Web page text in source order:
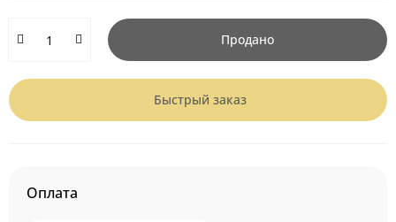
Продано
Быстрый заказ
Оплата